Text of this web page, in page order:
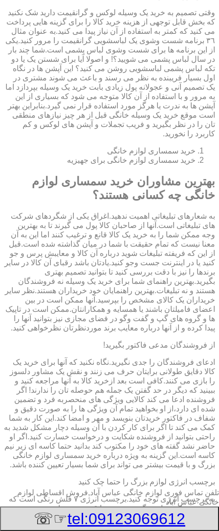
وقتی تصمیم به خرید یک وسیله لوکس و گرانقیمت دارید شک نکنید
که بخش قابل توجهی از هزینه خرید کالا را برای گزینه هایی پرداخت
می کنید که کمتر به استفاده از آن نیاز پیدا می کنید.به عنوان مثال
٣٦ برنامه شست وشوی یک لباسشویی گرانقیمت را مرور کنید.یکی
از این برنامه ها برای شست وشوی لباس پشمی است.شما چند بار
در سال لباس پشمی می شویید؟! و اصولا آیا برای شستن یک یا دو
تکه لباس پشمی لباسشویی روشن می کنید؟ این آپشن ها در نگاه
اول بسیار فریبنده به نظر می رسند و باعث می شوند مشتری در
یک تصمیم آنی و عجولانه پول زیادی بابت خرید یک وسیله بپردازد اما
به مرور و با استفاده از آن کالا متوجه می شود که بسیاری از این
آپشن ها به ندرت یا هرگز مورد استفاده قرار نمی گیرد.بنابراین بهتر
است موقع خرید یک وسیله خانگی قبل از هر چیز نیازهای منطقی
تان را در نظر بگیرید و فریب تجملات و آپشن های لوکس و کم
کاربرد را نخورید.
خرید سمساری لوازم خانگی
خرید سمساری لوازم خانگی برای جهیزیه
بهترین مشاوران خرید سمساری لوازم
خانگی چه کسانی هستند؟
به شعارهای تبلیغاتی اهمیت ندهید.اغراق یکی از شگردهای شرکت
های تبلیغاتی است.آنها از صاحبان کالا پول می گیرند تا به بهترین
وجه ممکن شما را به خرید یک کالا قانع و ترغیب کنند اما این به آن
معنا نیست که تمام حقیقت با شما در میان گذاشته شده است.قبل
از این که فریفته تبلیغات شوید درباره آن کالا و معایبش پرس و جو
کنید یا در اینترنت جست وجو کنید.یادتان باشد رقبای آن کالا در سایر
برندها را نیز با دقت بررسی کنید تا بتوانید تصمیم بهتری
بگیرید.بهترین راهنمای شما برای خرید یک وسیله نه فروشندگان
هستند و نه تبلیغات.بهترین راهنمایان خود خریداران هستند.نظر سایر
خریداران یک کالای مشخص را بپرسید.آنها ممکن است در بین
اعضای فامیلتان باشند یا همسایه و همکارانتان.ممکن است در تاپیک
ها و گروه های گپ و گفت وگو در فضای مجازی نیز بتوانید آنها را
پیدا کرده و از آنها درباره معایب برند موردنظرتان نظرخواهی کنید.
از فروشندگان مدعی فاکتور بگیرید!
ادعای فروشندگان را جدی نگیرید.نگاه نکنید که آنها برای خرید یک
کالا دقایق طولانی برایتان حرف می زنند و نقش یک مشاور دلسوز
را بازی می کنند.کافی است بعد ازخرید کالا به آنها مراجعه کنید و
ببینید که دیگر در حد گفتن یک جمله هم حوصله تان را ندارند! اگر
فروشنده ادعا می کند کالایی ویژگی های منحصربه فرد و تضمین
شده ای دارد،از او بخواهید تمام آن ویژگی ها را به صورت دقیق و
شفاف در فاکتور خریدتان بنویسد و مهر و امضا کند.این کار به شما
کمک می کند تا اگر برای کار کردن با آن وسیله دچار مشکل شدید به
راحتی بتوانید از فروشنده شکایت و درخواست خسارت کنید.اگر او
حاضر نشد گفته های خود را مکتوب کند بدانید حتما کاسه ای زیر نیم
کاسه است.این گزینه به ویژه درباره خرید سمساری لوازم خانگی
بزرگ و با قیمت بیشتر می تواند برای شما بسیار تعیین کننده باشد.
برچسب انرژی لوازم بزرگ را حتما چک کنید
به برچسب انرژی توجه کنید.برچسب انرژی ٧ فلش رنگی است که
به ترتیب طیف های رنگی سبز تیره تا قرمز تیره را در بر می
گیرد.این فلش ها با حروف لاتین A تا G ردیف گذاری شده اند.فلش
A که به رنگ سبز تیره است معرف کمترین میزان مصرف انرژی و
تلفن تماس فوری لوازم خانگی عباس آباد,فروش اقساطی لوازم
خانگی عباس آباد
tel:09123069612
☞☏